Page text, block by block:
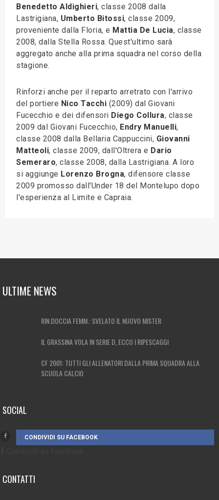
Benedetto Aldighieri, classe 2008 dalla
Lastrigiana, Umberto Bitossi, classe 2009,
proveniente dalla Floria, e Mattia De Lucia, classe
2008, dalla Stella Rossa. Quest'ultimo sarà
aggregato anche alla prima squadra nel corso della
stagione.
Rinforzi anche per il reparto arretrato con l'arrivo
del portiere Nico Tacchi (2009) dal Giovani
Fucecchio e dei difensori Diego Collura, classe
2009 dal Giovani Fucecchio, Endry Manuelli,
classe 2008 dalla Bellaria Cappuccini, Giovanni
Matteoli, classe 2009, dall'Oltrera e Dario
Semeraro, classe 2008, dalla Lastrigiana. A loro
si aggiunge Lorenzo Brogna, difensore classe
2009 promosso dall'Under 18 del Montelupo dopo
l'esperienza al Limite e Capraia.
ULTIME NEWS
RIN.DOCCIA FEMM.: SVELATO IL NUOVO MISTER
IL GRASSINA VOLA IN SERIE D, ECCO I RIPESCAGGI
CF 2001: TUTTI GLI ALLENATORI DALLA PRIMA SQUADRA ALLA
SCUOLA CALCIO
SOCIAL
CONDIVIDI SU FACEBOOK
CONTATTI